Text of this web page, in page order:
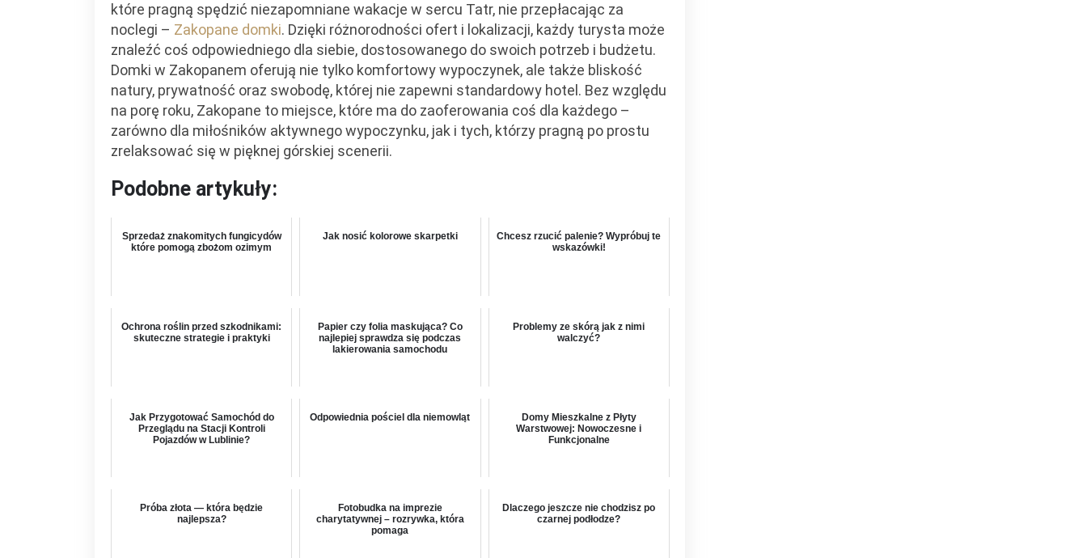
które pragną spędzić niezapomniane wakacje w sercu Tatr, nie przepłacając za
noclegi – Zakopane domki. Dzięki różnorodności ofert i lokalizacji, każdy turysta może
znaleźć coś odpowiedniego dla siebie, dostosowanego do swoich potrzeb i budżetu.
Domki w Zakopanem oferują nie tylko komfortowy wypoczynek, ale także bliskość
natury, prywatność oraz swobodę, której nie zapewni standardowy hotel. Bez względu
na porę roku, Zakopane to miejsce, które ma do zaoferowania coś dla każdego –
zarówno dla miłośników aktywnego wypoczynku, jak i tych, którzy pragną po prostu
zrelaksować się w pięknej górskiej scenerii.
Podobne artykuły:
Sprzedaż znakomitych fungicydów
które pomogą zbożom ozimym
Jak nosić kolorowe skarpetki
Chcesz rzucić palenie? Wypróbuj te
wskazówki!
Ochrona roślin przed szkodnikami:
skuteczne strategie i praktyki
Papier czy folia maskująca? Co
najlepiej sprawdza się podczas
lakierowania samochodu
Problemy ze skórą jak z nimi
walczyć?
Jak Przygotować Samochód do
Przeglądu na Stacji Kontroli
Pojazdów w Lublinie?
Odpowiednia pościel dla niemowląt
Domy Mieszkalne z Płyty
Warstwowej: Nowoczesne i
Funkcjonalne
Próba złota — która będzie
najlepsza?
Fotobudka na imprezie
charytatywnej – rozrywka, która
pomaga
Dlaczego jeszcze nie chodzisz po
czarnej podłodze?